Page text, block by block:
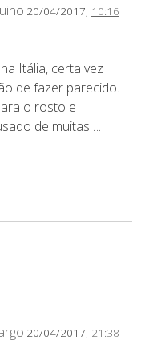
20/04/2017, 10:16
Itália, certa vez
de fazer parecido.
o rosto e
de muitas….
20/04/2017, 21:38